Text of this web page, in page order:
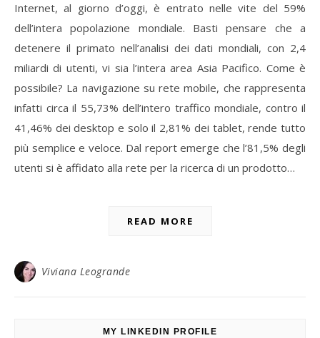
Internet, al giorno d’oggi, è entrato nelle vite del 59%
dell’intera popolazione mondiale. Basti pensare che a
detenere il primato nell’analisi dei dati mondiali, con 2,4
miliardi di utenti, vi sia l’intera area Asia Pacifico. Come è
possibile? La navigazione su rete mobile, che rappresenta
infatti circa il 55,73% dell’intero traffico mondiale, contro il
41,46% dei desktop e solo il 2,81% dei tablet, rende tutto
più semplice e veloce. Dal report emerge che l’81,5% degli
utenti si è affidato alla rete per la ricerca di un prodotto…
READ MORE
Viviana Leogrande
MY LINKEDIN PROFILE